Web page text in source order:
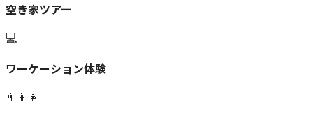
空き家ツアー
💻
ワーケーション体験
👨‍👩‍👧